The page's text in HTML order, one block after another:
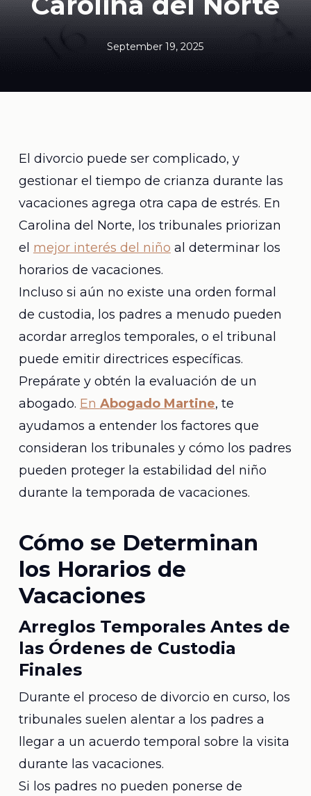
September 19, 2025
El divorcio puede ser complicado, y
gestionar el tiempo de crianza durante las
vacaciones agrega otra capa de estrés. En
Carolina del Norte, los tribunales priorizan
el mejor interés del niño al determinar los
horarios de vacaciones.
Incluso si aún no existe una orden formal
de custodia, los padres a menudo pueden
acordar arreglos temporales, o el tribunal
puede emitir directrices específicas.
Prepárate y obtén la evaluación de un
abogado. En Abogado Martine, te
ayudamos a entender los factores que
consideran los tribunales y cómo los padres
pueden proteger la estabilidad del niño
durante la temporada de vacaciones.
Cómo se Determinan
los Horarios de
Vacaciones
Arreglos Temporales Antes de
las Órdenes de Custodia
Finales
Durante el proceso de divorcio en curso, los
tribunales suelen alentar a los padres a
llegar a un acuerdo temporal sobre la visita
durante las vacaciones.
Si los padres no pueden ponerse de